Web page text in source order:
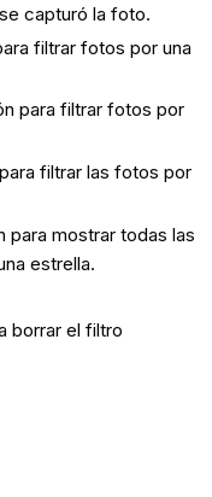
capturó la foto.
filtrar fotos por una
para filtrar fotos por
filtrar las fotos por
para mostrar todas las
estrella.
borrar el filtro